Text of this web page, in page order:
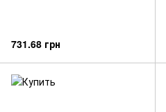
731.68 грн